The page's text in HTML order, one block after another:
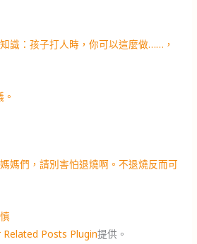
識：孩子打人時，你可以這麼做……，
媽們，請別害怕退燒啊。不退燒反而可
Related Posts Plugin提供。